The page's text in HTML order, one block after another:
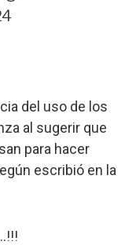
del uso de los
al sugerir que
para hacer
escribió en la